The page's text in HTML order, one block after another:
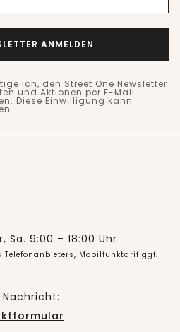
ANMELDEN
ich, den Street One Newsletter
und Aktionen per E-Mail
Diese Einwilligung kann
Sa. 9:00 – 18:00 Uhr
Telefonanbieters, Mobilfunktarif ggf.